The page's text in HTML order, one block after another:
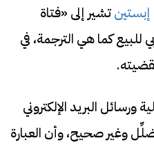
تشير إلى «فتاة
للبيع كما هي الترجمة، في
ورسائل البريد الإلكتروني
وغير صحيح، وأن العبارة